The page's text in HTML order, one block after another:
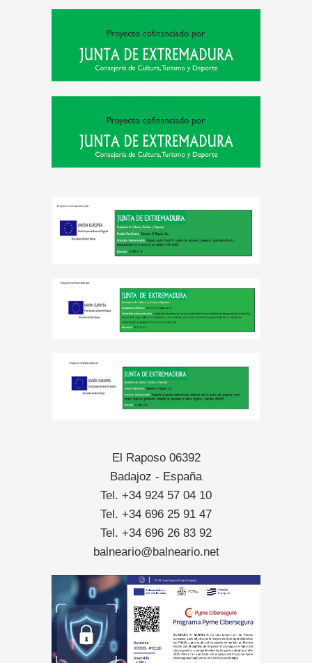
El Raposo 06392
Badajoz - España
Tel. +34 924 57 04 10
Tel. +34 696 25 91 47
Tel. +34 696 26 83 92
balneario@balneario.net